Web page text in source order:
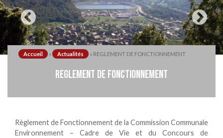
Accueil » Actualités » REGLEMENT DE FONCTIONNEMENT
REGLEMENT DE FONCTIONNEMENT
Règlement de Fonctionnement de la Commission Communale
Environnement – Cadre de Vie et du Concours de